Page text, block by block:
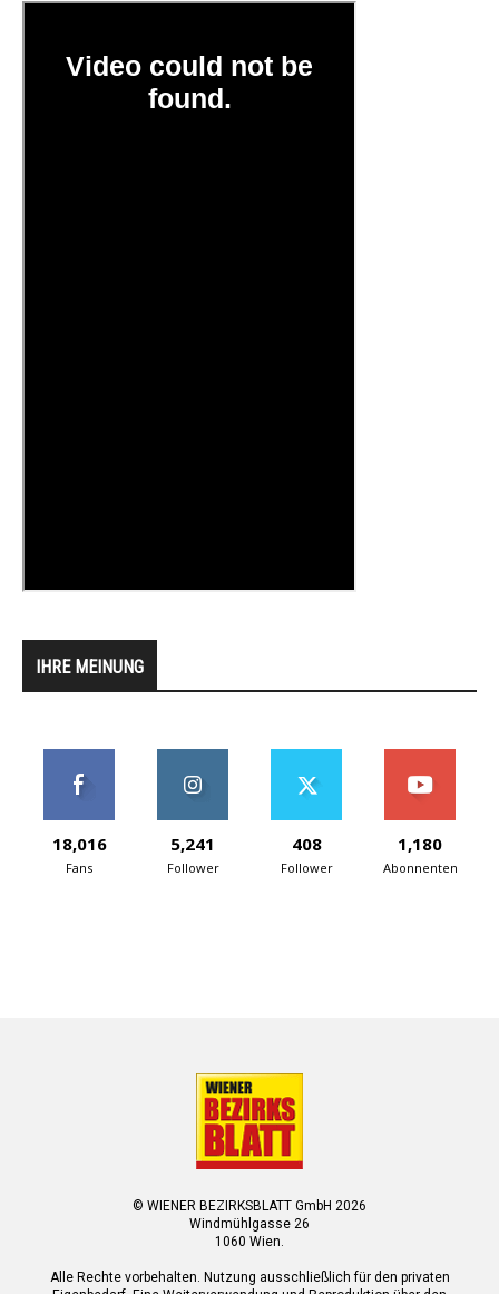
IHRE MEINUNG
18,016
Fans
5,241
Follower
408
Follower
1,180
Abonnenten
© WIENER BEZIRKSBLATT GmbH 2026
Windmühlgasse 26
1060 Wien.
Alle Rechte vorbehalten. Nutzung ausschließlich für den privaten